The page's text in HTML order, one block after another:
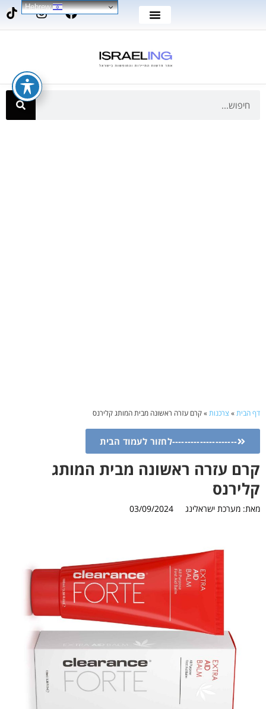
דף הבית» צרכנות»קרם עזרה ראשונה מבית המותג קלירנס
---------------------לחזור לעמוד הבית
קרם עזרה ראשונה מבית המותג
קלירנס
מאת: מערכת ישראלינג 03/09/2024
Hebrew